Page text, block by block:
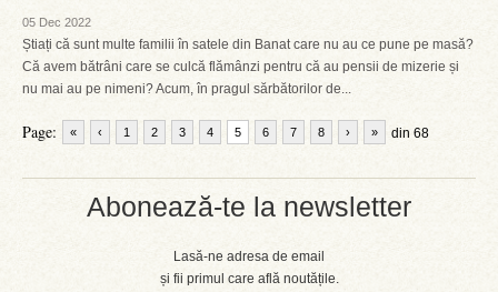
Abonează-te la newsletter
Lasă-ne adresa de email
și fii primul care află noutățile.
05 Dec 2022
Știați că sunt multe familii în satele din Banat care nu au ce pune pe masă?
Că avem bătrâni care se culcă flămânzi pentru că au pensii de mizerie și
nu mai au pe nimeni? Acum, în pragul sărbătorilor de...
Page: « ‹ 1 2 3 4 5 6 7 8 din 68
› »